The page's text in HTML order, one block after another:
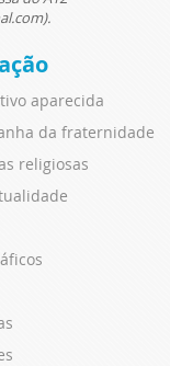
aparecida
da fraternidade
religiosas